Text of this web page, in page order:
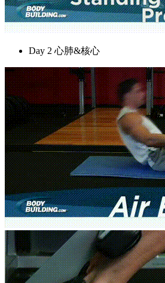
Day 2 心肺&核心